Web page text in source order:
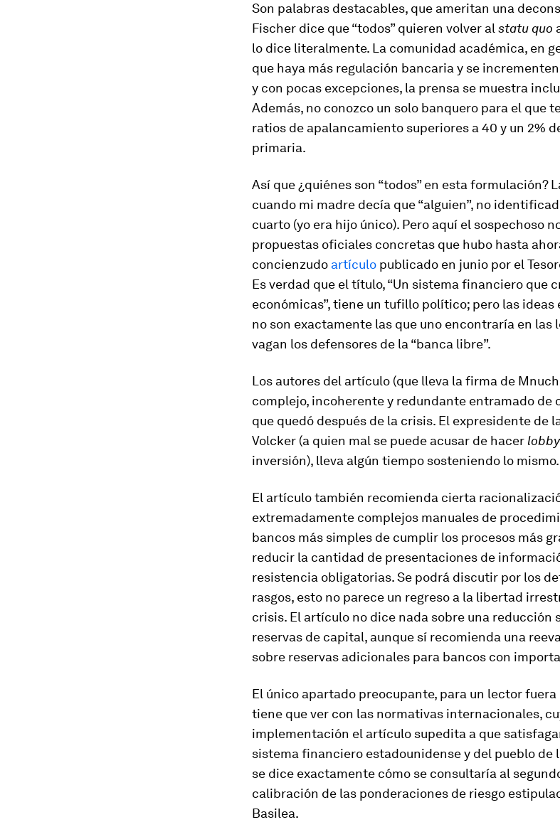
Son palabras destacables, que ameritan una
Fischer dice que “todos” quieren volver al statu quo
lo dice literalmente. La comunidad académica, en
que haya más regulación bancaria y se
y con pocas excepciones, la prensa se muestra
Además, no conozco un solo banquero para el que
ratios de apalancamiento superiores a 40 y un 2%
primaria.
Así que ¿quiénes son “todos” en esta formulación?
cuando mi madre decía que “alguien”, no
cuarto (yo era hijo único). Pero aquí el sospechoso
propuestas oficiales concretas que hubo hasta
concienzudo artículo publicado en junio por el
Es verdad que el título, “Un sistema financiero que
económicas”, tiene un tufillo político; pero las
no son exactamente las que uno encontraría en las
vagan los defensores de la “banca libre”.
Los autores del artículo (que lleva la firma de
complejo, incoherente y redundante entramado de
que quedó después de la crisis. El expresidente de
Volcker (a quien mal se puede acusar de hacer lobby
inversión), lleva algún tiempo sosteniendo lo mismo.
El artículo también recomienda cierta
extremadamente complejos manuales de
bancos más simples de cumplir los procesos más
reducir la cantidad de presentaciones de
resistencia obligatorias. Se podrá discutir por los
rasgos, esto no parece un regreso a la libertad
crisis. El artículo no dice nada sobre una reducción
reservas de capital, aunque sí recomienda una
sobre reservas adicionales para bancos con
El único apartado preocupante, para un lector fuera
tiene que ver con las normativas internacionales,
implementación el artículo supedita a que
sistema financiero estadounidense y del pueblo de
se dice exactamente cómo se consultaría al
calibración de las ponderaciones de riesgo
Basilea.